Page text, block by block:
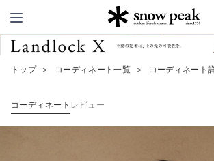
Snow Peak
トップ ＞ コーディネート一覧 ＞ コーディネート
コーディネート レビュー